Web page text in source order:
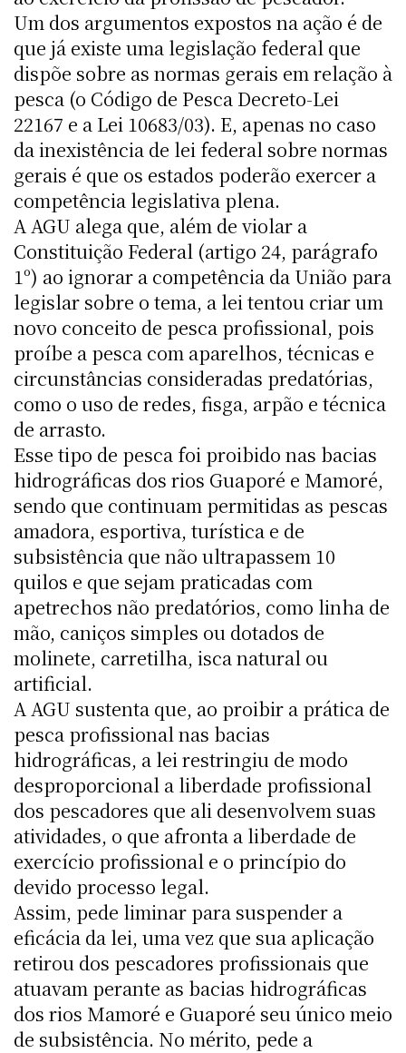
Um dos argumentos expostos na ação é de
que já existe uma legislação federal que
dispõe sobre as normas gerais em relação à
pesca (o Código de Pesca Decreto-Lei
22167 e a Lei 10683/03). E, apenas no caso
da inexistência de lei federal sobre normas
gerais é que os estados poderão exercer a
competência legislativa plena.
A AGU alega que, além de violar a
Constituição Federal (artigo 24, parágrafo
1º) ao ignorar a competência da União para
legislar sobre o tema, a lei tentou criar um
novo conceito de pesca profissional, pois
proíbe a pesca com aparelhos, técnicas e
circunstâncias consideradas predatórias,
como o uso de redes, fisga, arpão e técnica
de arrasto.
Esse tipo de pesca foi proibido nas bacias
hidrográficas dos rios Guaporé e Mamoré,
sendo que continuam permitidas as pescas
amadora, esportiva, turística e de
subsistência que não ultrapassem 10
quilos e que sejam praticadas com
apetrechos não predatórios, como linha de
mão, caniços simples ou dotados de
molinete, carretilha, isca natural ou
artificial.
A AGU sustenta que, ao proibir a prática de
pesca profissional nas bacias
hidrográficas, a lei restringiu de modo
desproporcional a liberdade profissional
dos pescadores que ali desenvolvem suas
atividades, o que afronta a liberdade de
exercício profissional e o princípio do
devido processo legal.
Assim, pede liminar para suspender a
eficácia da lei, uma vez que sua aplicação
retirou dos pescadores profissionais que
atuavam perante as bacias hidrográficas
dos rios Mamoré e Guaporé seu único meio
de subsistência. No mérito, pede a